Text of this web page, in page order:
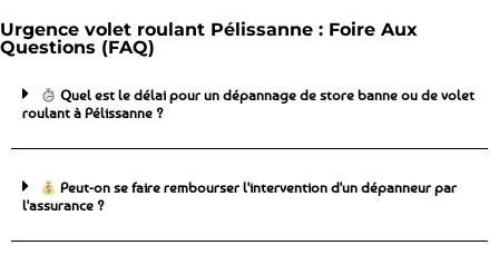
Urgence volet roulant Pélissanne : Foire Aux
Questions (FAQ)
Quel est le délai pour un dépannage de store banne ou de volet
roulant à Pélissanne ?
Peut-on se faire rembourser l'intervention d'un dépanneur par
l'assurance ?